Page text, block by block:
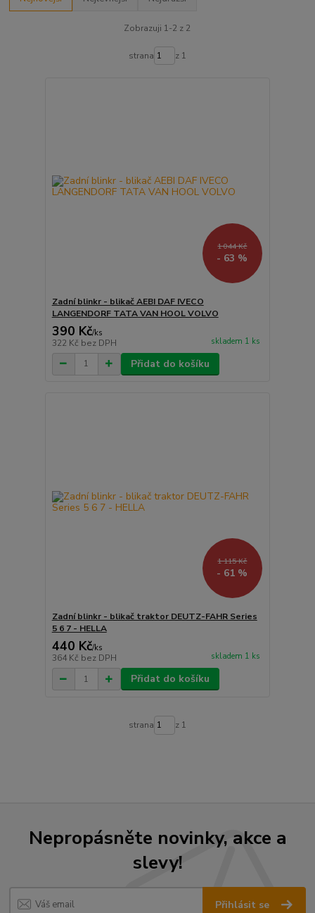
Zobrazuji 1-2 z 2
strana z 1
1 044 Kč
- 63 %
Zadní blinkr - blikač AEBI DAF IVECO
LANGENDORF TATA VAN HOOL VOLVO
390 Kč/ks
322 Kč bez DPH skladem 1 ks
Přidat do košíku
1 115 Kč
- 61 %
Zadní blinkr - blikač traktor DEUTZ-FAHR Series
5 6 7 - HELLA
440 Kč/ks
364 Kč bez DPH skladem 1 ks
Přidat do košíku
strana z 1
Nepropásněte novinky, akce a
slevy!
Přihlásit se